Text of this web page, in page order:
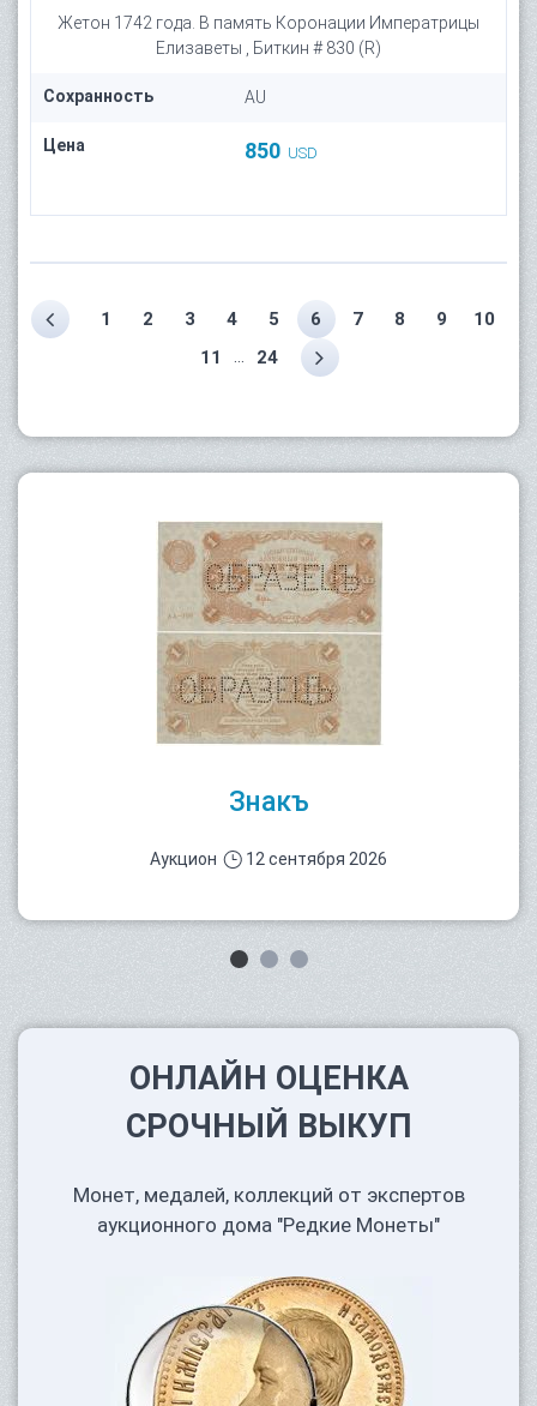
Жетон 1742 года. В память Коронации Императрицы
Елизаветы , Биткин # 830 (R)
Сохранность AU
Цена 850 USD
1 2 3 4 5 6 7 8 9
10
11
24
Знакъ
Аукцион 12 сентября 2026
ОНЛАЙН ОЦЕНКА
СРОЧНЫЙ ВЫКУП
Монет, медалей, коллекций от экспертов
аукционного дома "Редкие Монеты"